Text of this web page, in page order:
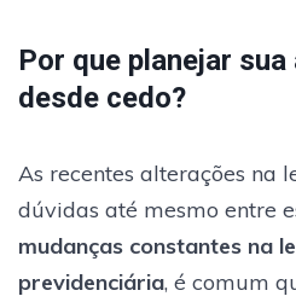
Por que planejar
desde cedo?
As recentes alterações na
dúvidas até mesmo entre
mudanças constantes na
previdenciária, é comum